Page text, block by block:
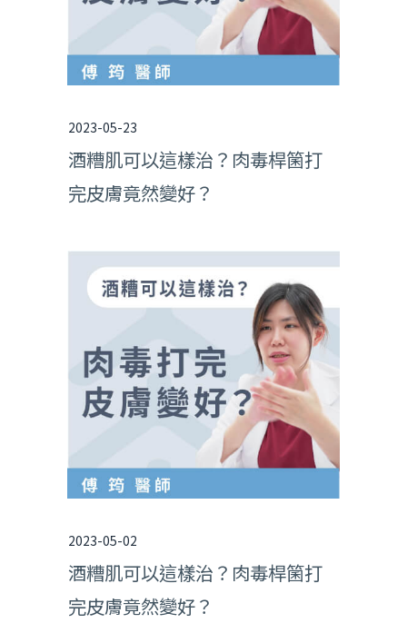
2023-05-23
酒糟肌可以這樣治？肉毒桿箘打
完皮膚竟然變好？
2023-05-02
酒糟肌可以這樣治？肉毒桿箘打
完皮膚竟然變好？